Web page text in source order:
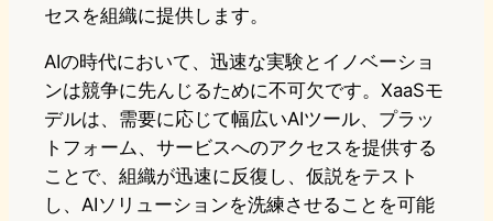
セスを組織に提供します。
AIの時代において、迅速な実験とイノベーショ
ンは競争に先んじるために不可欠です。XaaSモ
デルは、需要に応じて幅広いAIツール、プラッ
トフォーム、サービスへのアクセスを提供する
ことで、組織が迅速に反復し、仮説をテスト
し、AIソリューションを洗練させることを可能